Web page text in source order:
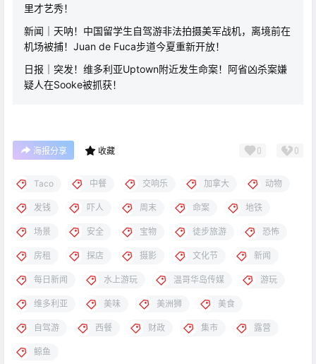
里才艺秀！
新闻｜天呐！中国留学生自驾游非法拍摄美军战机，离境前在
机场被捕！Juan de Fuca步道今夏重新开放！
日报｜突发！维多利亚Uptown附近发生命案！阿省凶杀案嫌
疑人在Sooke被抓获！
海报分享 收藏 0 0
Taco 中餐 交响乐 加拿大 动物
发钱 吓人 周末 命案 地铁
场景 安全 宝物 徒步旅游 恐怖
房租 探店 摄影 文化节 新闻
每日新闻 水上游玩 温哥华岛传媒 游玩
维多利亚 美味 美洲狮 美食
自驾游 西餐 财政 集市 露营
鲸鱼